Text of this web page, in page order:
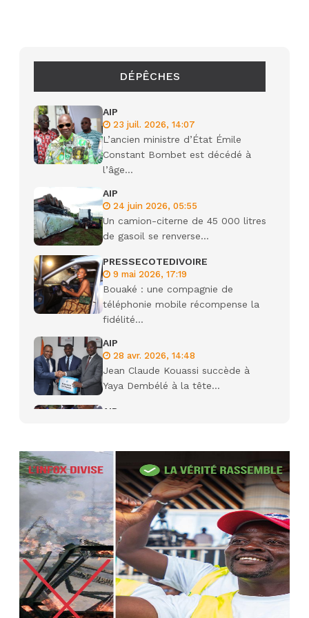
DÉPÊCHES
AIP
23 juil. 2026, 14:07
L’ancien ministre d’État Émile
Constant Bombet est décédé à
l’âge...
AIP
24 juin 2026, 05:55
Un camion-citerne de 45 000 litres
de gasoil se renverse...
PRESSECOTEDIVOIRE
9 mai 2026, 17:19
Bouaké : une compagnie de
téléphonie mobile récompense la
fidélité...
AIP
28 avr. 2026, 14:48
Jean Claude Kouassi succède à
Yaya Dembélé à la tête...
AIP
Camara tué lors d’attaques...
22 avr. 2026, 16:41
Des bureaux ravagés dans un
incendie survenu à la mairie...
AIP
10 avr. 2026, 09:48
Nommé Médiateur de la
République, Gaoussou Touré prend
officiellement fonction